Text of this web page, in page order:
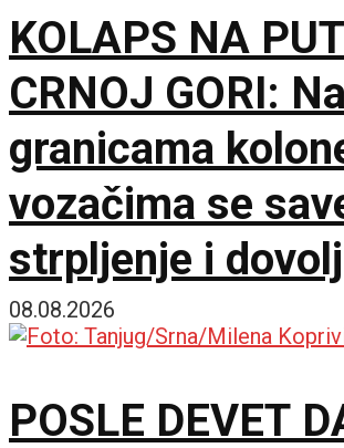
KOLAPS NA
CRNOJ GORI: Na
granicama
vozačima se
strpljenje i
vode
08.08.2026
POSLE DEVET